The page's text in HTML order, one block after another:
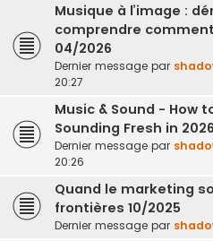
Musique à l’image :
comprendre
04/2026
Dernier message par
20:27
Music & Sound - How
Sounding Fresh in
Dernier message par
20:26
Quand le marketing
frontières 10/2025
Dernier message par